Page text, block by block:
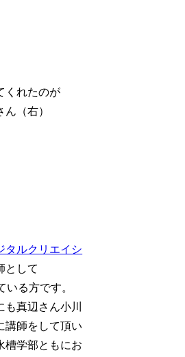
くれたのが
（右）
タルクリエイシ
として
いる方です。
真辺さん小川
講師をして頂い
槽学部ともにお